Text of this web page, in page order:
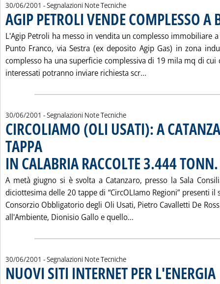
30/06/2001 - Segnalazioni Note Tecniche
AGIP PETROLI VENDE COMPLESSO A
L'Agip Petroli ha messo in vendita un complesso immobiliare
Punto Franco, via Sestra (ex deposito Agip Gas) in zona
complesso ha una superficie complessiva di 19 mila mq di cui
interessati potranno inviare richiesta scr...
30/06/2001 - Segnalazioni Note Tecniche
CIRCOLIAMO (OLI USATI): A
TAPPA
IN CALABRIA RACCOLTE 3.444 TONN.
A metà giugno si è svolta a Catanzaro, presso la Sala
diciottesima delle 20 tappe di “CircOLIamo Regioni” presenti il
Consorzio Obbligatorio degli Oli Usati, Pietro Cavalletti De
all'Ambiente, Dionisio Gallo e quello...
30/06/2001 - Segnalazioni Note Tecniche
NUOVI SITI INTERNET PER L'ENERGIA